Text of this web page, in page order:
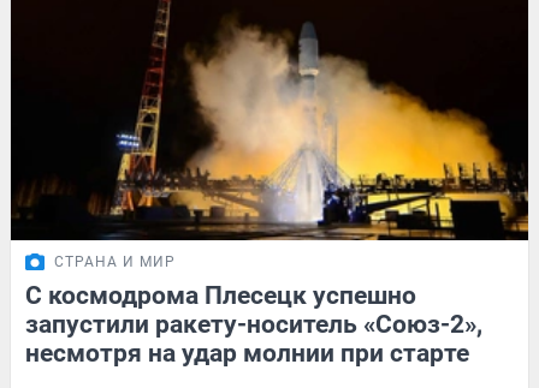
СТРАНА И МИР
С космодрома Плесецк успешно
запустили ракету-носитель «Союз-2»,
несмотря на удар молнии при старте